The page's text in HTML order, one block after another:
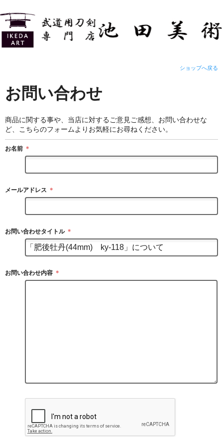
ショップへ戻る
お問い合わせ
商品に関する事や、当店に対するご意見ご感想、お問い合わせな
ど、こちらのフォームよりお気軽にお尋ねください。
お名前 ＊
メールアドレス ＊
お問い合わせタイトル ＊
お問い合わせ内容 ＊